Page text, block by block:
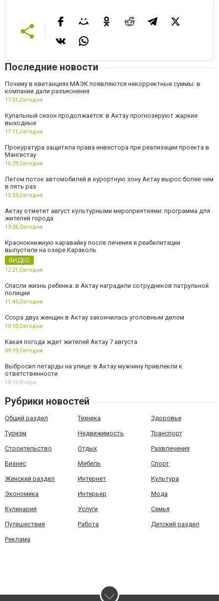
Последние новости
Почему в квитанциях МАЭК появляются некорректные суммы: в
компании дали разъяснения
17:51,Сегодня
Купальный сезон продолжается: в Актау прогнозируют жаркие
выходные
17:11,Сегодня
Прокуратура защитила права инвестора при реализации проекта в
Мангистау
16:29,Сегодня
Летом поток автомобилей в курортную зону Актау вырос более чем
в пять раз
15:53,Сегодня
Актау отметит август культурными мероприятиями: программа для
жителей города
13:35,Сегодня
Краснокнижную каравайку после лечения и реабилитации
выпустили на озере Караколь
ВИДЕО
12:21,Сегодня
Спасли жизнь ребенка: в Актау наградили сотрудников патрульной
полиции
11:45,Сегодня
Ссора двух женщин в Актау закончилась уголовным делом
10:10,Сегодня
Какая погода ждет жителей Актау 7 августа
09:19,Сегодня
Выбросил петарды на улице: в Актау мужчину привлекли к
ответственности
18:16, Вчера
Рубрики новостей
Общий раздел Техника Здоровье
Туризм Недвижимость Транспорт
Строительство Отдых Развлечения
Бизнес Мебель Спорт
Женский раздел Интернет Культура
Экономика Интерьер Мода
Кулинария Услуги Семья
Путешествия Работа Детский раздел
Реклама